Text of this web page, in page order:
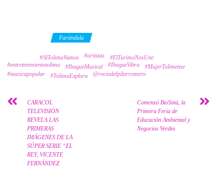
Farándula
#AlTolimaVamos #artistas
#ElTurimoNosUne
#entretenimientotolima
#IbagueMusical #IbagueVibra
#MujerTolimense
#musicapopular
#TolimaExplora @rociodelpilarromero
CARACOL
TELEVISIÓN
REVELA LAS
PRIMERAS
IMÁGENES DE LA
SÚPER SERIE “EL
REY, VICENTE
FERNÁNDEZ
Comenzó BioSinú, la
Primera Feria de
Educación Ambiental y
Negocios Verdes